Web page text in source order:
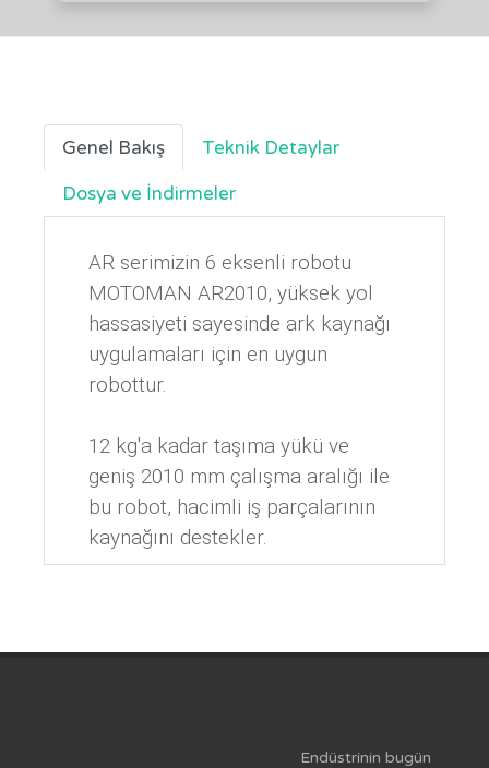
Genel Bakış
Teknik Detaylar
Dosya ve İndirmeler
AR serimizin 6 eksenli robotu
MOTOMAN AR2010, yüksek yol
hassasiyeti sayesinde ark kaynağı
uygulamaları için en uygun
robottur.
12 kg'a kadar taşıma yükü ve
geniş 2010 mm çalışma aralığı ile
bu robot, hacimli iş parçalarının
kaynağını destekler.
Endüstrinin bugün